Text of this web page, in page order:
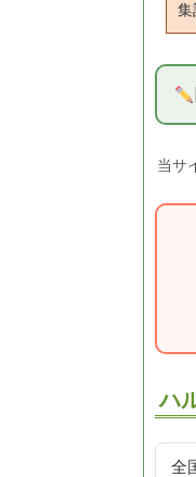
集
当サ
ハ
全